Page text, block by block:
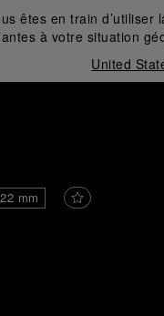
êtes en train d’utiliser
à votre situation
United
mm